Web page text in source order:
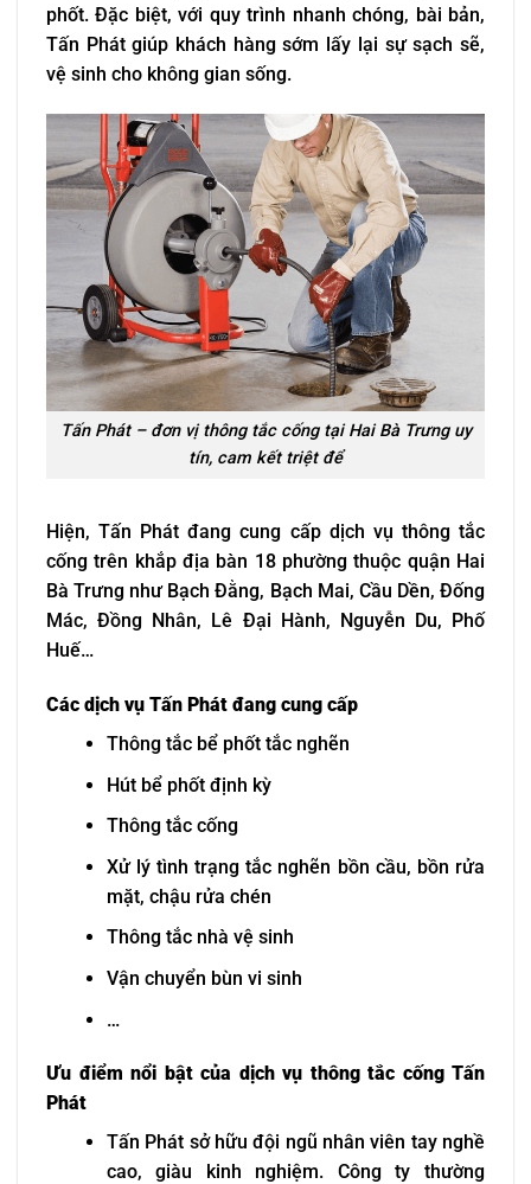
phốt. Đặc biệt, với quy trình nhanh chóng, bài bản,
Tấn Phát giúp khách hàng sớm lấy lại sự sạch sẽ,
vệ sinh cho không gian sống.
Tấn Phát – đơn vị thông tắc cống tại Hai Bà Trưng uy
tín, cam kết triệt để
Hiện, Tấn Phát đang cung cấp dịch vụ thông tắc
cống trên khắp địa bàn 18 phường thuộc quận Hai
Bà Trưng như Bạch Đằng, Bạch Mai, Cầu Dền, Đống
Mác, Đồng Nhân, Lê Đại Hành, Nguyễn Du, Phố
Huế…
Các dịch vụ Tấn Phát đang cung cấp
Thông tắc bể phốt tắc nghẽn
Hút bể phốt định kỳ
Thông tắc cống
Xử lý tình trạng tắc nghẽn bồn cầu, bồn rửa
mặt, chậu rửa chén
Thông tắc nhà vệ sinh
Vận chuyển bùn vi sinh
…
Ưu điểm nổi bật của dịch vụ thông tắc cống Tấn
Phát
Tấn Phát sở hữu đội ngũ nhân viên tay nghề
cao, giàu kinh nghiệm. Công ty thường